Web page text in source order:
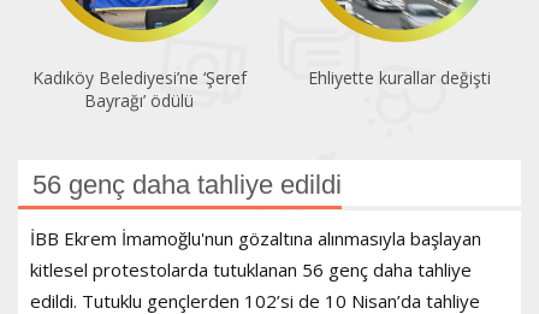
Kadıköy Belediyesi’ne ‘Şeref
Bayrağı’ ödülü
Ehliyette kurallar değişti
56 genç daha tahliye edildi
İBB Ekrem İmamoğlu'nun gözaltına alınmasıyla başlayan
kitlesel protestolarda tutuklanan 56 genç daha tahliye
edildi. Tutuklu gençlerden 102’si de 10 Nisan’da tahliye